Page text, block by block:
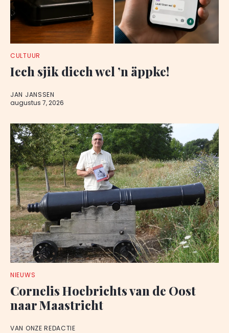
CULTUUR
Iech sjik diech wel ’n äppke!
JAN JANSSEN
augustus 7, 2026
NIEUWS
Cornelis Hoebrichts van de Oost
naar Maastricht
VAN ONZE REDACTIE